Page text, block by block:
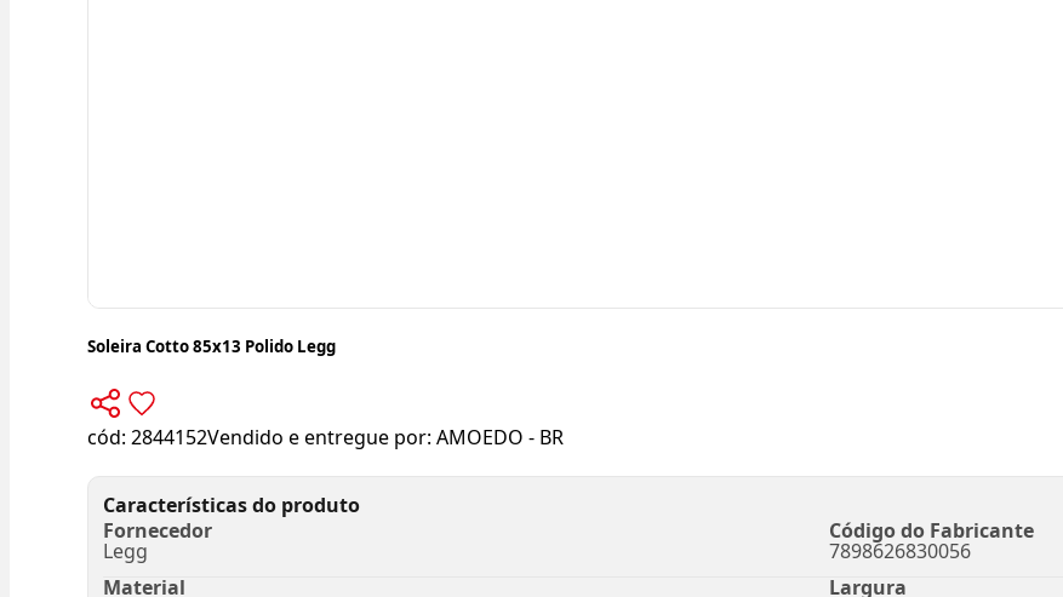
Soleira Cotto 85x13 Polido Legg
cód: 2844152Vendido e entregue por: AMOEDO - BR
Características do produto
Fornecedor
Legg
Código do Fabricante
7898626830056
Material
Largura